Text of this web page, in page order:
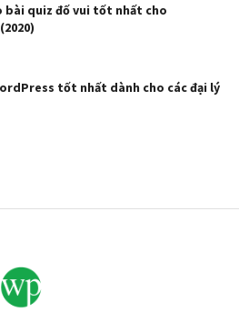
bài quiz đố vui tốt nhất cho
tốt nhất dành cho các đại lý